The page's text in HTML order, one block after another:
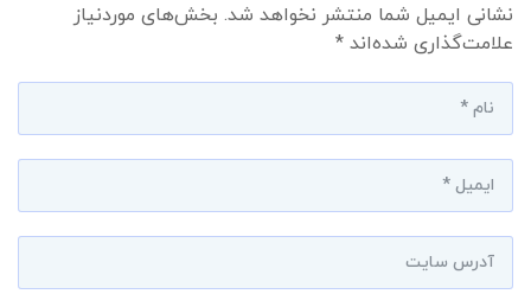
نشانی ایمیل شما منتشر نخواهد شد. بخش‌های موردنیاز
علامت‌گذاری شده‌اند *